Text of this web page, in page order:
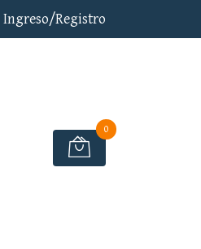
Ingreso/Registro
0